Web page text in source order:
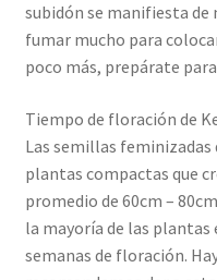
subidón se manifiesta de
fumar mucho para
poco más, prepárate
Tiempo de floración de
Las semillas feminizadas
plantas compactas que
promedio de 60cm –
la mayoría de las plantas
semanas de floración.